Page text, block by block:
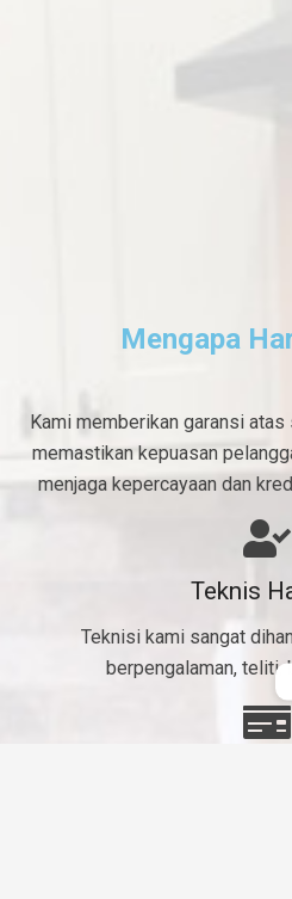
Mengapa
Kami memberikan garansi
memastikan kepuasan
menjaga kepercayaan dan
Teknis
Teknisi kami sangat
berpengalaman, teliti,